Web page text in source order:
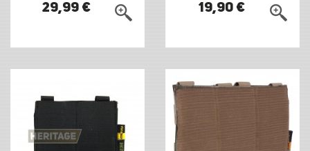
29,99 € 19,90 €